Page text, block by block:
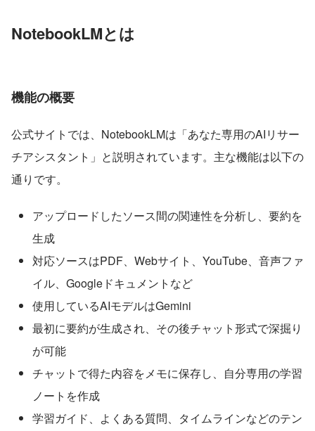
NotebookLMとは
機能の概要
公式サイトでは、NotebookLMは「あなた専用のAIリサー
チアシスタント」と説明されています。主な機能は以下の
通りです。
アップロードしたソース間の関連性を分析し、要約を
生成
対応ソースはPDF、Webサイト、YouTube、音声ファ
イル、Googleドキュメントなど
使用しているAIモデルはGemini
最初に要約が生成され、その後チャット形式で深掘り
が可能
チャットで得た内容をメモに保存し、自分専用の学習
ノートを作成
学習ガイド、よくある質問、タイムラインなどのテン